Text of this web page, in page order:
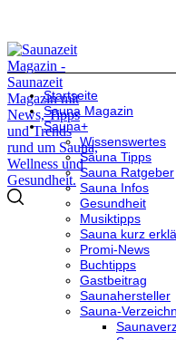
Startseite
Sauna Magazin
Sauna+
Wissenswertes
Sauna Tipps
Sauna Ratgeber
Sauna Infos
Gesundheit
Musiktipps
Sauna kurz
Promi-News
Buchtipps
Gastbeitrag
Saunahersteller
Sauna-